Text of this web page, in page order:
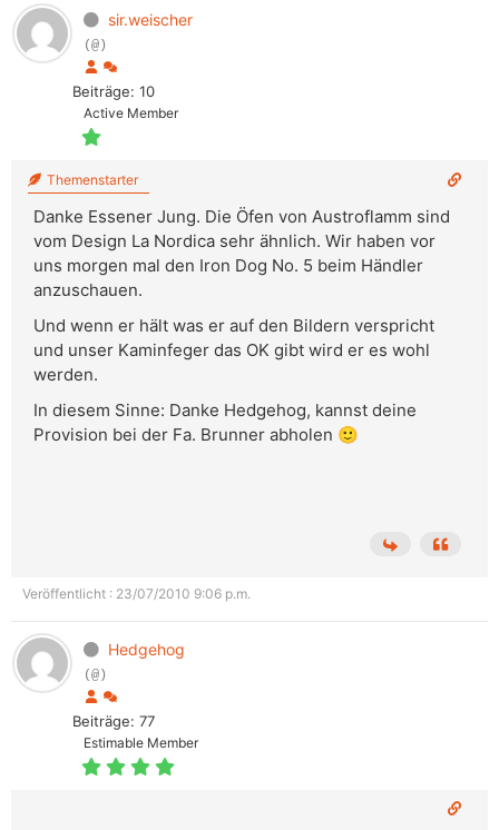
sir.weischer
(@)
Beiträge: 10
Active Member
Themenstarter
Danke Essener Jung. Die Öfen von Austroflamm sind
vom Design La Nordica sehr ähnlich. Wir haben vor
uns morgen mal den Iron Dog No. 5 beim Händler
anzuschauen.
Und wenn er hält was er auf den Bildern verspricht
und unser Kaminfeger das OK gibt wird er es wohl
werden.
In diesem Sinne: Danke Hedgehog, kannst deine
Provision bei der Fa. Brunner abholen 🙂
Veröffentlicht : 23/07/2010 9:06 p.m.
Hedgehog
(@)
Beiträge: 77
Estimable Member